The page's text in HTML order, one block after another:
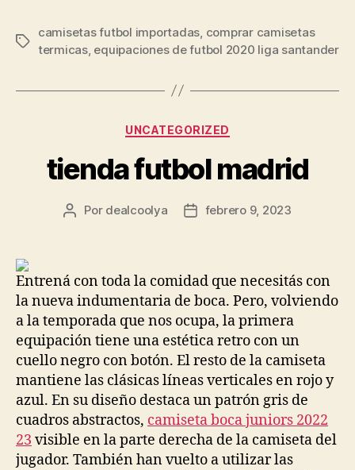
Etiquetas
camisetas futbol importadas comprar camisetas
termicas, equipaciones de futbol 2020 liga santander
Categorías
UNCATEGORIZED
tienda futbol madrid
Autor
Por dealcoolya
Fechafebrero 9, 2023
Entrená con toda la comidad que necesitás con
la nueva indumentaria de boca. Pero, volviendo
a la temporada que nos ocupa, la primera
equipación tiene una estética retro con un
cuello negro con botón. El resto de la camiseta
mantiene las clásicas líneas verticales en rojo y
azul. En su diseño destaca un patrón gris de
cuadros abstractos, camiseta boca juniors 2022
23 visible en la parte derecha de la camiseta del
jugador. También han vuelto a utilizar las